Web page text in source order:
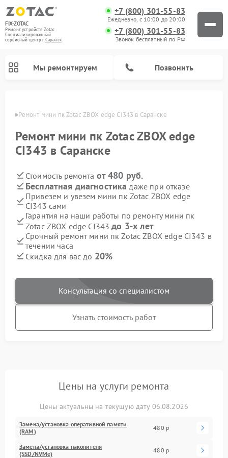
FIX-ZOTAC
Ремонт устройств Zotac
Специализированный
cервисный центр г.Саранск
+7 (800) 301-55-83
Ежедневно, с 10:00 до 20:00
+7 (800) 301-55-83
Звонок бесплатный по РФ
Мы ремонтируем Позвонить
Ремонт мини пк Zotac ZBOX edge CI343 в Саранске
Ремонт мини пк Zotac ZBOX edge
CI343 в Саранске
Стоимость ремонта от 480 руб.
Бесплатная диагностика даже при отказе
Привезем и увезем мини пк Zotac ZBOX edge
CI343 сами
Гарантия на наши работы по ремонту мини пк
Zotac ZBOX edge CI343до 3-х лет
Срочный ремонт мини пк Zotac ZBOX edge CI343 в
течении часа
Скидка для вас до 20%
Консультация со специалистом
Узнать стоимость работ
Цены на услуги ремонта
Цены актуальны на текущую дату 06.08.2026
Замена/установка оперативной памяти
(RAM)
480 р
Замена/установка накопителя
(SSD/NVMe)
480 р